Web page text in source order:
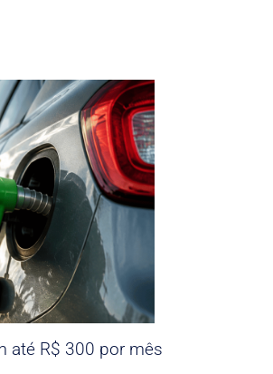
até R$ 300 por mês